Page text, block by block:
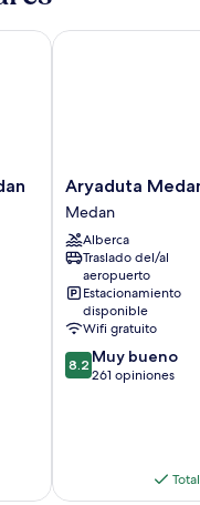
Aryaduta
Medan
Medan
Aryaduta
Medan
Alberca
Traslado del/al
aeropuerto
Estacionamiento
disponible
Wifi gratuito
8.2
de
8.2 Muy bueno
261 opiniones
Aryaduta Medan